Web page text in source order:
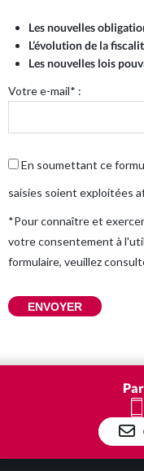
Expertise
Commissariat aux
Expertise
Nos Solutions
Votre secteur
Je suis
Je suis
J’ai une
Les nouvelles
L’évolution de la
Les nouvelles lois
Votre e-mail* :
En soumettant ce
saisies soient exploitées
*Pour connaître et
votre consentement à
formulaire, veuillez
ENVOYER